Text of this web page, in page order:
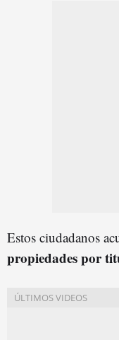
Estos ciudadanos
propiedades por